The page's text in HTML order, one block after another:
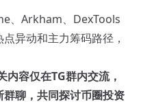
、Arkham、DexTools
异动和主力筹码路径，
容仅在TG群内交流，
聊，共同探讨币圈投资